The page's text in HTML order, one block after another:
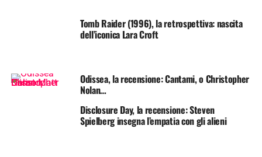
Tomb Raider (1996), la retrospettiva: nascita
dell’iconica Lara Croft
Odissea, la recensione: Cantami, o Christopher
Nolan…
Disclosure Day, la recensione: Steven
Spielberg insegna l’empatia con gli alieni